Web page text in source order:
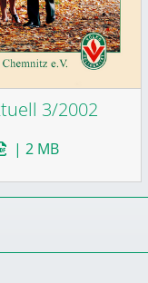
3/2002
| 2 MB